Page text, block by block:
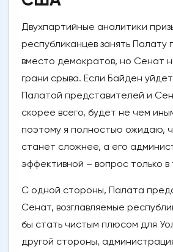
Двухпартийные аналитики
республиканцев занять Палату
вместо демократов, но Сенат
грани срыва. Если Байден
Палатой представителей и
скорее всего, будет не чем
поэтому я полностью ожидаю,
станет сложнее, а его
эффективной – вопрос только в
С одной стороны, Палата
Сенат, возглавляемые
бы стать чистым плюсом для
другой стороны,